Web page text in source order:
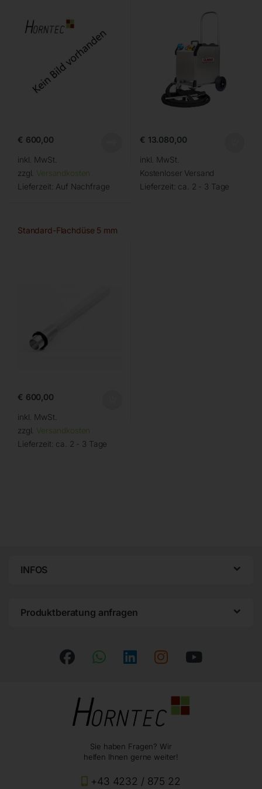
€ 600,00
inkl. MwSt.
zzgl. Versandkosten
Lieferzeit: Auf Nachfrage
€ 13.080,00
inkl. MwSt.
Kostenloser Versand
Lieferzeit: ca. 2 - 3 Tage
Standard-Flachdüse 5 mm
€ 600,00
inkl. MwSt.
zzgl. Versandkosten
Lieferzeit: ca. 2 - 3 Tage
INFOS
Produktberatung anfragen
Sie haben Fragen? Wir
helfen Ihnen gerne weiter!
+43 4232 / 875 22